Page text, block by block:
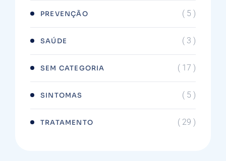
PREVENÇÃO ( 5 )
SAÚDE ( 3 )
SEM CATEGORIA ( 17 )
SINTOMAS ( 5 )
TRATAMENTO ( 29 )